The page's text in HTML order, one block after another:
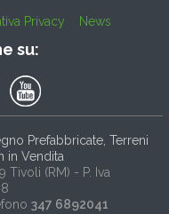
Privacy News
su:
Prefabbricate, Terreni
in Vendita
Tivoli (RM) - P. Iva
347 6892041